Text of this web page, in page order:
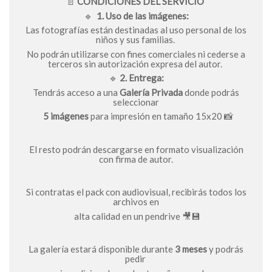
🔹 1. Uso de las imágenes:
Las fotografías están destinadas al uso personal de los
niños y sus familias.
No podrán utilizarse con fines comerciales ni cederse a
terceros sin autorización expresa del autor.
🔹 2. Entrega:
Tendrás acceso a una Galería Privadadonde podrás
seleccionar
5 imágenespara impresión en tamaño 15x20 📸
El resto podrán descargarse en formato visualización
con firma de autor.
Si contratas el pack con audiovisual, recibirás todos los
archivos en
alta calidad en un pendrive 🎥💾
La galería estará disponible durante 3 mesesy podrás
pedir